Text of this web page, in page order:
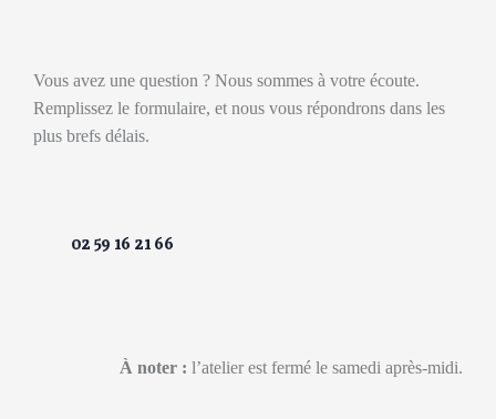
Vous avez une question ? Nous sommes à votre écoute.
Remplissez le formulaire, et nous vous répondrons dans les
plus brefs délais.
À noter : l’atelier est fermé le samedi après-midi.